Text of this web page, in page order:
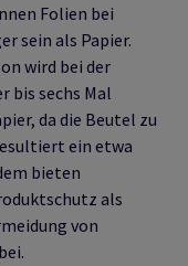
Folien bei
sein als Papier.
wird bei der
bis sechs Mal
da die Beutel zu
ein etwa
bieten
als
von